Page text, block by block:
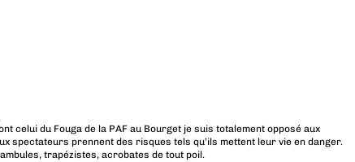
celui du Fouga de la PAF au Bourget je suis totalement opposé aux
spectateurs prennent des risques tels qu’ils mettent leur vie en danger.
trapézistes, acrobates de tout poil.